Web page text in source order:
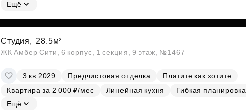
Ещё
Студия, 28.5м²
ЖК Амбер Сити, 6 корпус, 1 секция, 9 этаж, №1467
3 кв 2029 Предчистовая отделка
Платите как хотите
Квартира за 2 000 ₽/мес
Линейная кухня
Гибкая планировка
Ещё